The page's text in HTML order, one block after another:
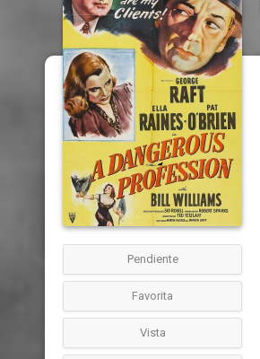
Pendiente
Favorita
Vista